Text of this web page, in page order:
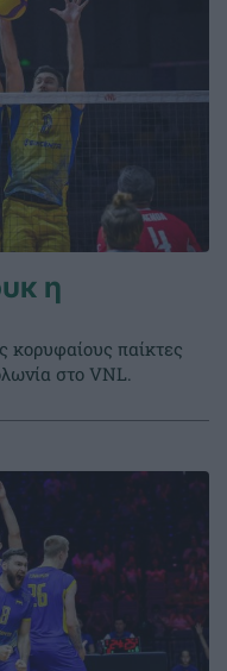
η
κορυφαίους παίκτες
στο VNL.